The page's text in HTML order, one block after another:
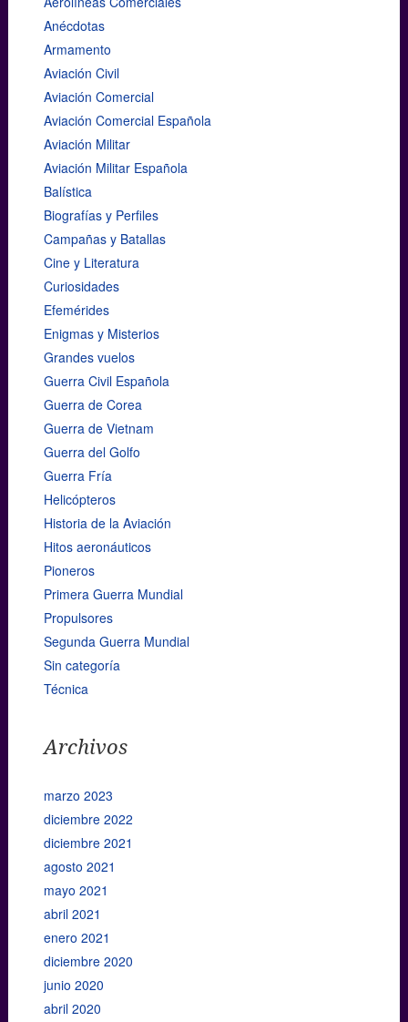
Anécdotas
Armamento
Aviación Civil
Aviación Comercial
Aviación Comercial Española
Aviación Militar
Aviación Militar Española
Balística
Biografías y Perfiles
Campañas y Batallas
Cine y Literatura
Curiosidades
Efemérides
Enigmas y Misterios
Grandes vuelos
Guerra Civil Española
Guerra de Corea
Guerra de Vietnam
Guerra del Golfo
Guerra Fría
Helicópteros
Historia de la Aviación
Hitos aeronáuticos
Pioneros
Primera Guerra Mundial
Propulsores
Segunda Guerra Mundial
Sin categoría
Técnica
Archivos
marzo 2023
diciembre 2022
diciembre 2021
agosto 2021
mayo 2021
abril 2021
enero 2021
diciembre 2020
junio 2020
abril 2020